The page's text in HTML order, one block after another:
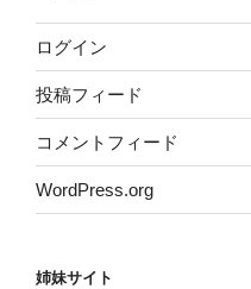
ログイン
投稿フィード
コメントフィード
WordPress.org
姉妹サイト